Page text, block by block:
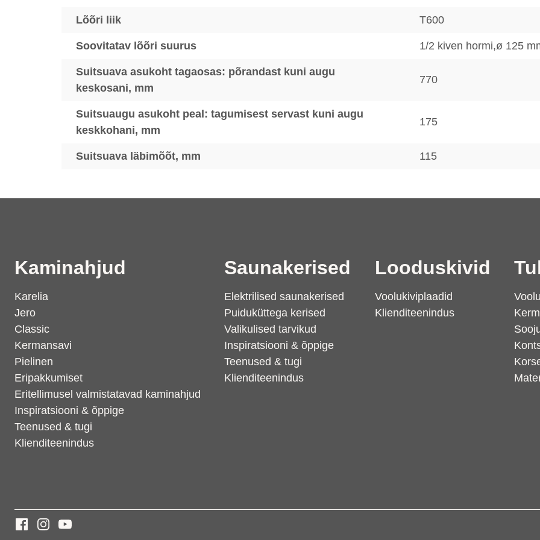
Lõõri liik T600
Soovitatav lõõri suurus 1/2 kiven hormi,ø 125
Suitsuava asukoht tagaosas: põrandast kuni augu
keskosani, mm
770
Suitsuaugu asukoht peal: tagumisest servast kuni augu
keskkohani, mm
175
Suitsuava läbimõõt, mm 115
Kaminahjud
Karelia
Jero
Classic
Kermansavi
Pielinen
Eripakkumiset
Eritellimusel valmistatavad kaminahjud
Inspiratsiooni & õppige
Teenused & tugi
Klienditeenindus
Saunakerised
Elektrilised saunakerised
Puiduküttega kerised
Valikulised tarvikud
Inspiratsiooni & õppige
Teenused & tugi
Klienditeenindus
Looduskivid
Voolukiviplaadid
Klienditeenindus